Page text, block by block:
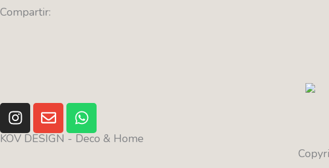
Compartir:
I
n
s
E
n
v
W
h
a
KOV DESIGN - Deco & Home